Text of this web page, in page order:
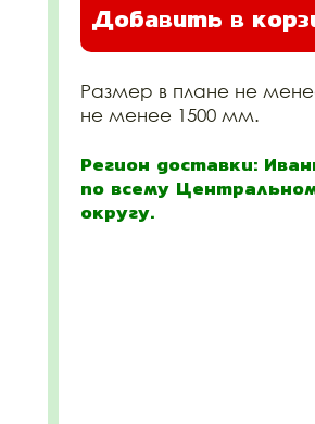
Добавить в
Размер в плане не
не менее 1500 мм.
Регион доставки:
по всему
округу.